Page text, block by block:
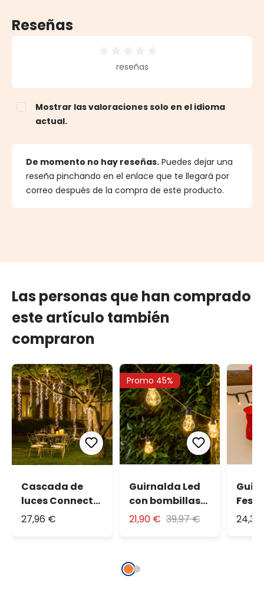
Reseñas
Calificación promedio de 0 de 5 estrellas
reseñas
Mostrar las valoraciones solo en el idioma
actual.
De momento no hay reseñas. Puedes dejar una
reseña pinchando en el enlace que te llegará por
correo después de la compra de este producto.
Las personas que han comprado
este artículo también
compraron
Cascada de
luces Connect+
3 festones, 300
27,96 €
Promo 45%
Guirnalda Led
con bombillas
10,5m
21,90 € 39,97 €
20,5